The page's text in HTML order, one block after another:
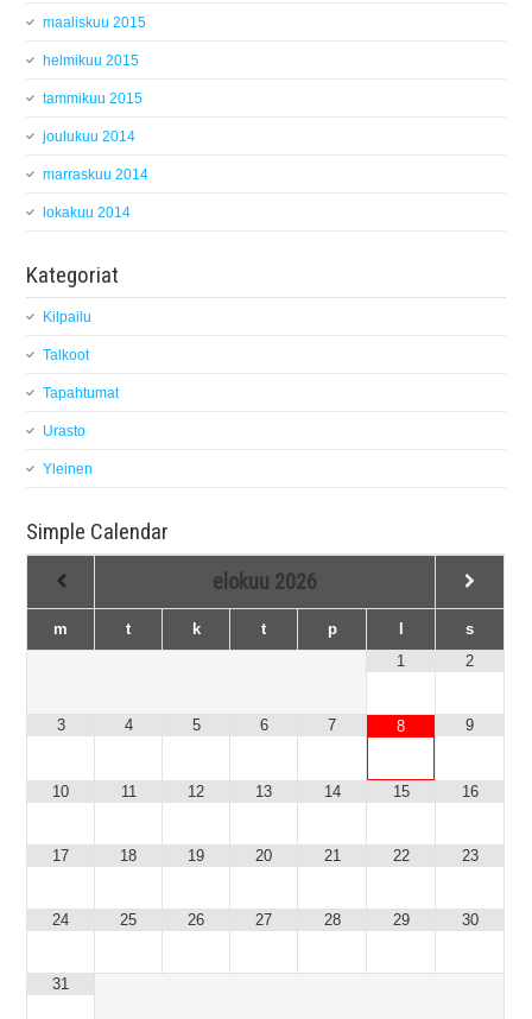
maaliskuu 2015
helmikuu 2015
tammikuu 2015
joulukuu 2014
marraskuu 2014
lokakuu 2014
Kategoriat
Kilpailu
Talkoot
Tapahtumat
Urasto
Yleinen
Simple Calendar
elokuu 2026
m t k t p
s
1
2
3 4 5 6 7 8 9
10 11 12 13 14 15 16
17 18 19 20 21 22 23
24 25 26 27 28 29 30
31